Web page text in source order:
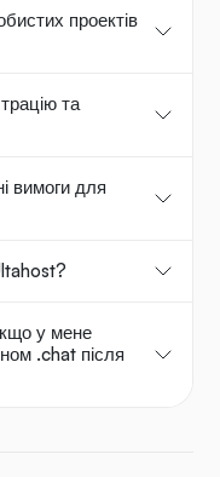
проектів
та
вимоги для
у мене
.chat після